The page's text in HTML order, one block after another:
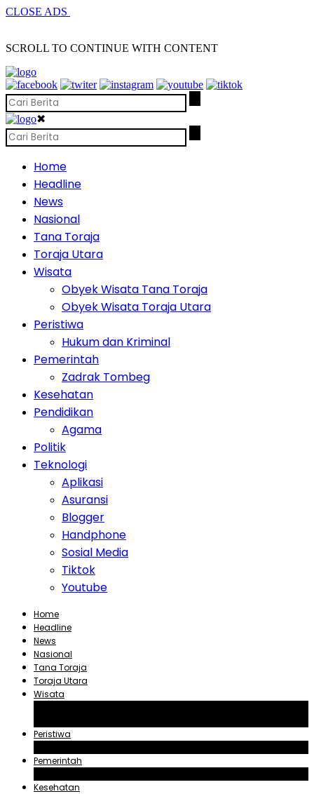
CLOSE ADS
SCROLL TO CONTINUE WITH CONTENT
✖
Home
Headline
News
Nasional
Tana Toraja
Toraja Utara
Wisata
Obyek Wisata Tana Toraja
Obyek Wisata Toraja Utara
Peristiwa
Hukum dan Kriminal
Pemerintah
Zadrak Tombeg
Kesehatan
Pendidikan
Agama
Politik
Teknologi
Aplikasi
Asuransi
Blogger
Handphone
Sosial Media
Tiktok
Youtube
Home
Headline
News
Nasional
Tana Toraja
Toraja Utara
Wisata
Peristiwa
Pemerintah
Kesehatan